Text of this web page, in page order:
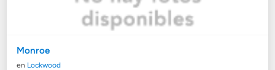
Monroe
en Lockwood